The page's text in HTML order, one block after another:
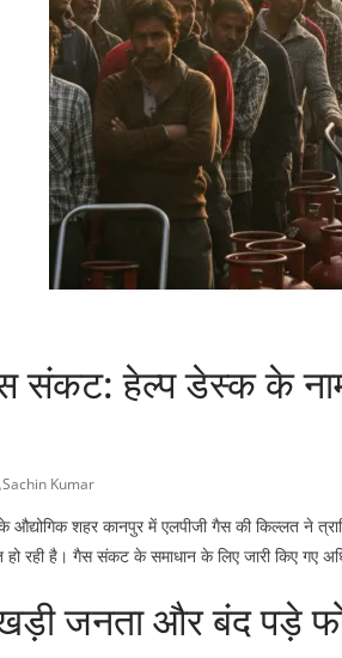
संकट: हेल्प डेस्क के
Sachin Kumar
औद्योगिक शहर कानपुर में एलपीजी गैस की किल्लत ने
हो रही है। गैस संकट के समाधान के लिए जारी किए गए
जनता और बंद पड़े